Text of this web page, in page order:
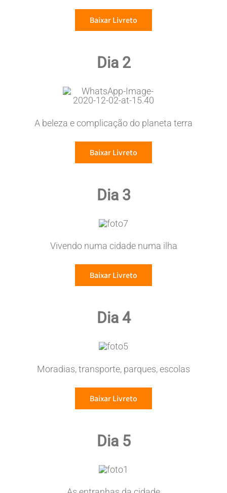
Baixar Livreto
Dia 2
A beleza e complicação do planeta terra
Baixar Livreto
Dia 3
Vivendo numa cidade numa ilha
Baixar Livreto
Dia 4
Moradias, transporte, parques, escolas
Baixar Livreto
Dia 5